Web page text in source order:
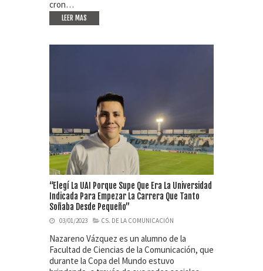
cron…
LEER MAS
“Elegí La UAI Porque Supe Que Era La Universidad
Indicada Para Empezar La Carrera Que Tanto
Soñaba Desde Pequeño”
03/01/2023 CS. DE LA COMUNICACIÓN
Nazareno Vázquez es un alumno de la
Facultad de Ciencias de la Comunicación, que
durante la Copa del Mundo estuvo